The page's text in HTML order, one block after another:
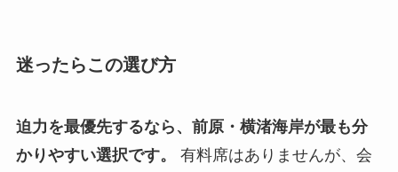
迷ったらこの選び方
迫力を最優先するなら、前原・横渚海岸が最も分
かりやすい選択です。
有料席はありませんが、会